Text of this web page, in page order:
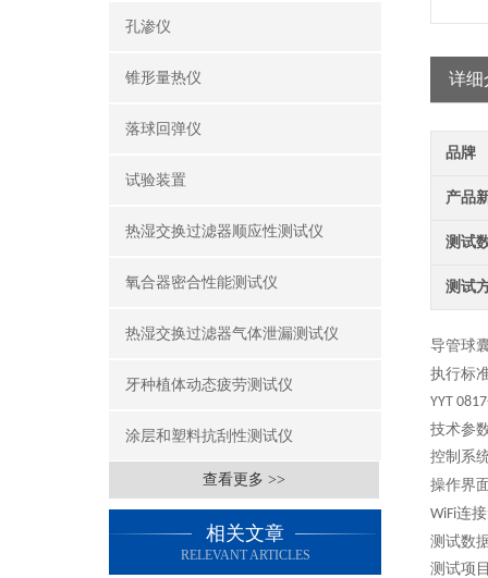
孔渗仪
锥形量热仪
落球回弹仪
试验装置
热湿交换过滤器顺应性测试仪
氧合器密合性能测试仪
热湿交换过滤器气体泄漏测试仪
牙种植体动态疲劳测试仪
涂层和塑料抗刮性测试仪
查看更多 >>
相关文章
RELEVANT ARTICLES
详细
品牌
产品
测试
测试
导管球
执行标
YYT
技术参
控制系
操作界
WiFi连
测试数
测试项